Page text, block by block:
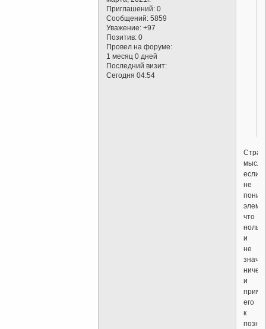
Приглашений: 0
Сообщений: 5859
Уважение: +97
Позитив: 0
Провел на форуме:
1 месяц 0 дней
Последний визит:
Сегодня 04:54
если
не
что
ноль
и
не
значит
ничего
и
его
к